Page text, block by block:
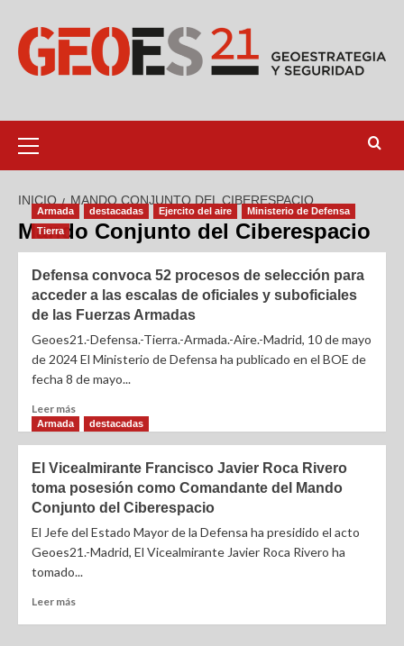
INICIO MANDO CONJUNTO DEL CIBERESPACIO
Mando Conjunto del Ciberespacio
Armada destacadas Ejercito del aire
Ministerio de Defensa
Tierra
Defensa convoca 52 procesos de selección para
acceder a las escalas de oficiales y suboficiales
de las Fuerzas Armadas
Geoes21.-Defensa.-Tierra.-Armada.-Aire.-Madrid, 10 de mayo
de 2024 El Ministerio de Defensa ha publicado en el BOE de
fecha 8 de mayo...
Leer más
Armada destacadas
El Vicealmirante Francisco Javier Roca Rivero
toma posesión como Comandante del Mando
Conjunto del Ciberespacio
El Jefe del Estado Mayor de la Defensa ha presidido el acto
Geoes21.-Madrid, El Vicealmirante Javier Roca Rivero ha
tomado...
Leer más